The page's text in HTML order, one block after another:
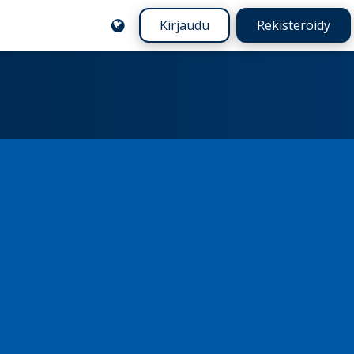
Kirjaudu Rekisteröidy